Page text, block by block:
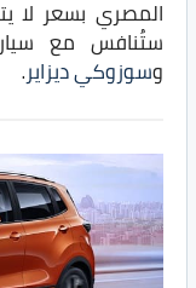
ستُنافس مع
وسوزوكي ديزاير.